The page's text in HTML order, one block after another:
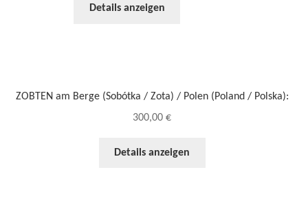
Details anzeigen
ZOBTEN am Berge (Sobótka / Zota) / Polen (Poland / Polska):
300,00€
Details anzeigen